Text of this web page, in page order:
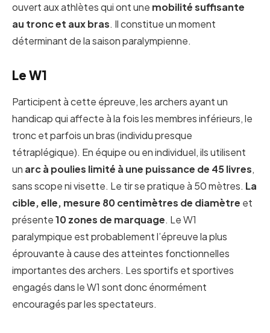
ouvert aux athlètes qui ont une mobilité suffisante
au tronc et aux bras. Il constitue un moment
déterminant de la saison paralympienne.
Le W1
Participent à cette épreuve, les archers ayant un
handicap qui affecte à la fois les membres inférieurs, le
tronc et parfois un bras (individu presque
tétraplégique). En équipe ou en individuel, ils utilisent
un arc à poulies limité à une puissance de 45 livres,
sans scope ni visette. Le tir se pratique à 50 mètres. La
cible, elle, mesure 80 centimètres de diamètre et
présente10 zones de marquage. Le W1
paralympique est probablement l’épreuve la plus
éprouvante à cause des atteintes fonctionnelles
importantes des archers. Les sportifs et sportives
engagés dans le W1 sont donc énormément
encouragés par les spectateurs.